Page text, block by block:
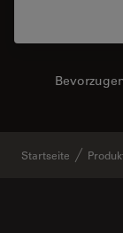
Startseite